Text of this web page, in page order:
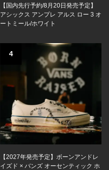
【国内先行予約/8月20日発売予定】
アシックス アンプレ アルス ロー 3 オ
ートミール/ホワイト
4
【2027年発売予定】ボーンアンドレ
イズド × バンズ オーセンティック ホ